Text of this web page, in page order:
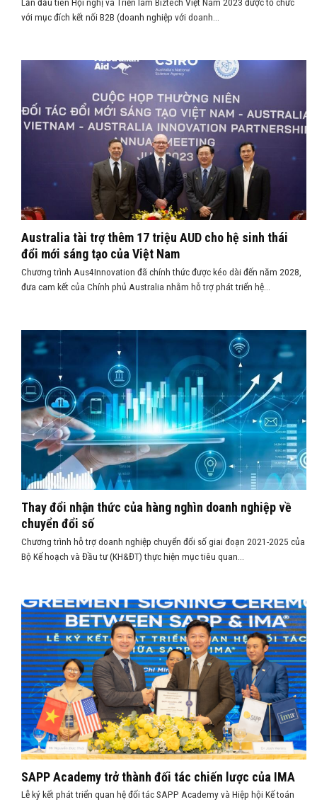
với mục đích kết nối B2B (doanh nghiệp với doanh...
Australia tài trợ thêm 17 triệu AUD cho hệ sinh thái
đổi mới sáng tạo của Việt Nam
Chương trình Aus4Innovation đã chính thức được kéo dài đến năm 2028,
đưa cam kết của Chính phủ Australia nhằm hỗ trợ phát triển hệ...
Thay đổi nhận thức của hàng nghìn doanh nghiệp về
chuyển đổi số
Chương trình hỗ trợ doanh nghiệp chuyển đổi số giai đoạn 2021-2025 của
Bộ Kế hoạch và Đầu tư (KH&ĐT) thực hiện mục tiêu quan...
SAPP Academy trở thành đối tác chiến lược của IMA
Lễ ký kết phát triển quan hệ đối tác SAPP Academy và Hiệp hội Kế toán